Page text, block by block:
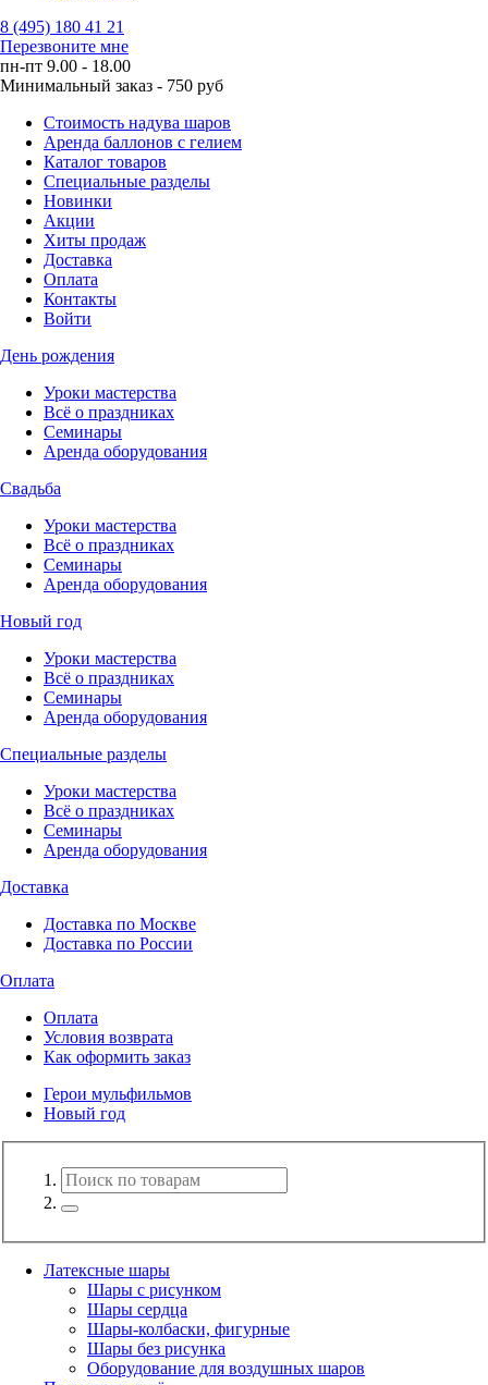
8 (495) 180 41 21
Перезвоните мне
пн-пт 9.00 - 18.00
Минимальный заказ - 750 руб
Стоимость надува шаров
Аренда баллонов с гелием
Каталог товаров
Специальные разделы
Новинки
Акции
Хиты продаж
Доставка
Оплата
Контакты
Войти
День рождения
Уроки мастерства
Всё о праздниках
Семинары
Аренда оборудования
Свадьба
Уроки мастерства
Всё о праздниках
Семинары
Аренда оборудования
Новый год
Уроки мастерства
Всё о праздниках
Семинары
Аренда оборудования
Специальные разделы
Уроки мастерства
Всё о праздниках
Семинары
Аренда оборудования
Доставка
Доставка по Москве
Доставка по России
Оплата
Оплата
Условия возврата
Как оформить заказ
Герои мульфильмов
Новый год
Латексные шары
Шары с рисунком
Шары сердца
Шары-колбаски, фигурные
Шары без рисунка
Оборудование для воздушных шаров